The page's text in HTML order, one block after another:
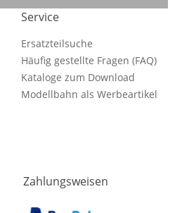
Service
Ersatzteilsuche
Häufig gestellte Fragen (FAQ)
Kataloge zum Download
Modellbahn als Werbeartikel
Zahlungsweisen